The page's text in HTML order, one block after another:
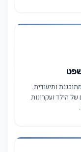
ותיעודית.
הילד ועקרונות